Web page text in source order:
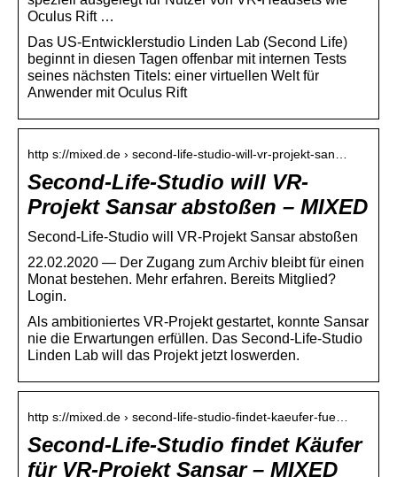
Oculus Rift …
Das US-Entwicklerstudio Linden Lab (Second Life)
beginnt in diesen Tagen offenbar mit internen Tests
seines nächsten Titels: einer virtuellen Welt für
Anwender mit Oculus Rift
http s://mixed.de › second-life-studio-will-vr-projekt-san…
Second-Life-Studio will VR-
Projekt Sansar abstoßen – MIXED
Second-Life-Studio will VR-Projekt Sansar abstoßen
22.02.2020 — Der Zugang zum Archiv bleibt für einen
Monat bestehen. Mehr erfahren. Bereits Mitglied?
Login.
Als ambitioniertes VR-Projekt gestartet, konnte Sansar
nie die Erwartungen erfüllen. Das Second-Life-Studio
Linden Lab will das Projekt jetzt loswerden.
http s://mixed.de › second-life-studio-findet-kaeufer-fue…
Second-Life-Studio findet Käufer
für VR-Projekt Sansar – MIXED